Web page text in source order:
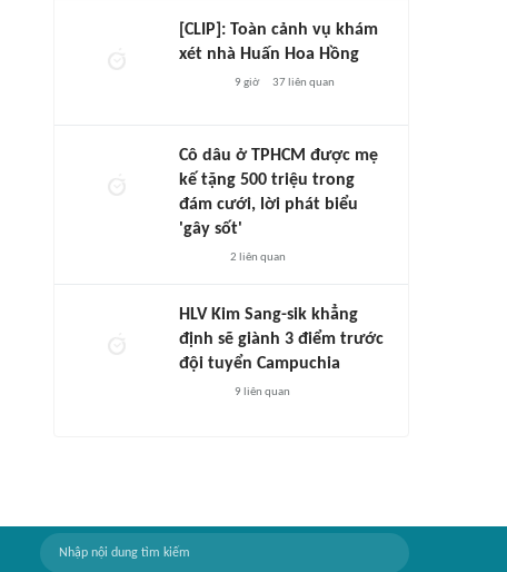
[CLIP]: Toàn cảnh vụ khám
xét nhà Huấn Hoa Hồng
9 giờ 37liên quan
Cô dâu ở TPHCM được mẹ
kế tặng 500 triệu trong
đám cưới, lời phát biểu
'gây sốt'
2 liên quan
HLV Kim Sang-sik khẳng
định sẽ giành 3 điểm trước
đội tuyển Campuchia
9 liên quan